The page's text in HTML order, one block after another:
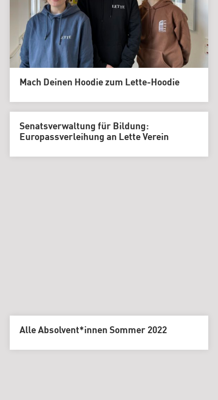
Mach Deinen Hoodie zum Lette-Hoodie
Senatsverwaltung für Bildung:
Europassverleihung an Lette Verein
Alle Absolvent*innen Sommer 2022